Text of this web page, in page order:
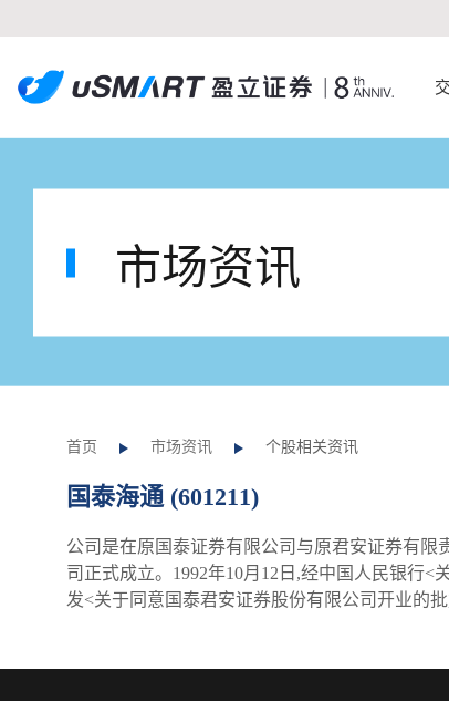
市场资讯
首页 市场资讯 个股相关资讯
国泰海通 (601211)
公司是在原国泰证券有限公司与原君安证券有限
司正式成立。1992年10月12日,经中国人民银行
发<关于同意国泰君安证券股份有限公司开业的